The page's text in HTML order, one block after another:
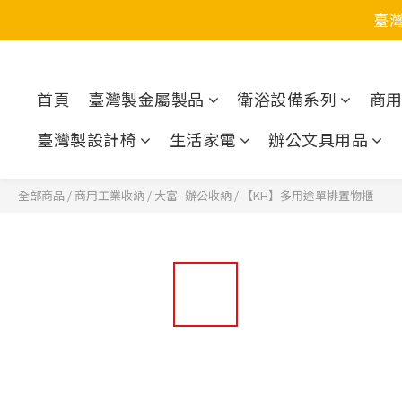
臺
首頁 臺灣製金屬製品 衛浴設備系列
商
臺灣製設計椅
生活家電 辦公文具用品
全部商品 / 商用工業收納 / 大富- 辦公收納 / 【KH】多用途單排置物櫃